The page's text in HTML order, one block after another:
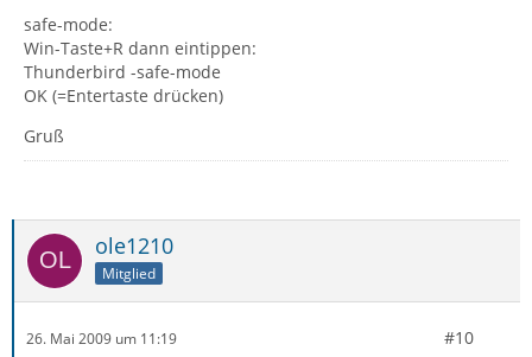
safe-mode:
Win-Taste+R dann eintippen:
Thunderbird -safe-mode
OK (=Entertaste drücken)
Gruß
ole1210
Mitglied
26. Mai 2009 um 11:19 #10